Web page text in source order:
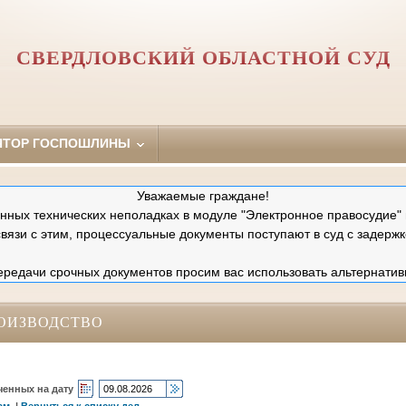
СВЕРДЛОВСКИЙ ОБЛАСТНОЙ СУД
ГОСПОШЛИНЫ
Уважаемые граждане!
технических неполадках в модуле "Электронное
с этим, процессуальные документы поступают в суд с
срочных документов просим вас использовать
на дату